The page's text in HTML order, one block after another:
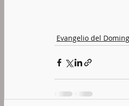
Evangelio del